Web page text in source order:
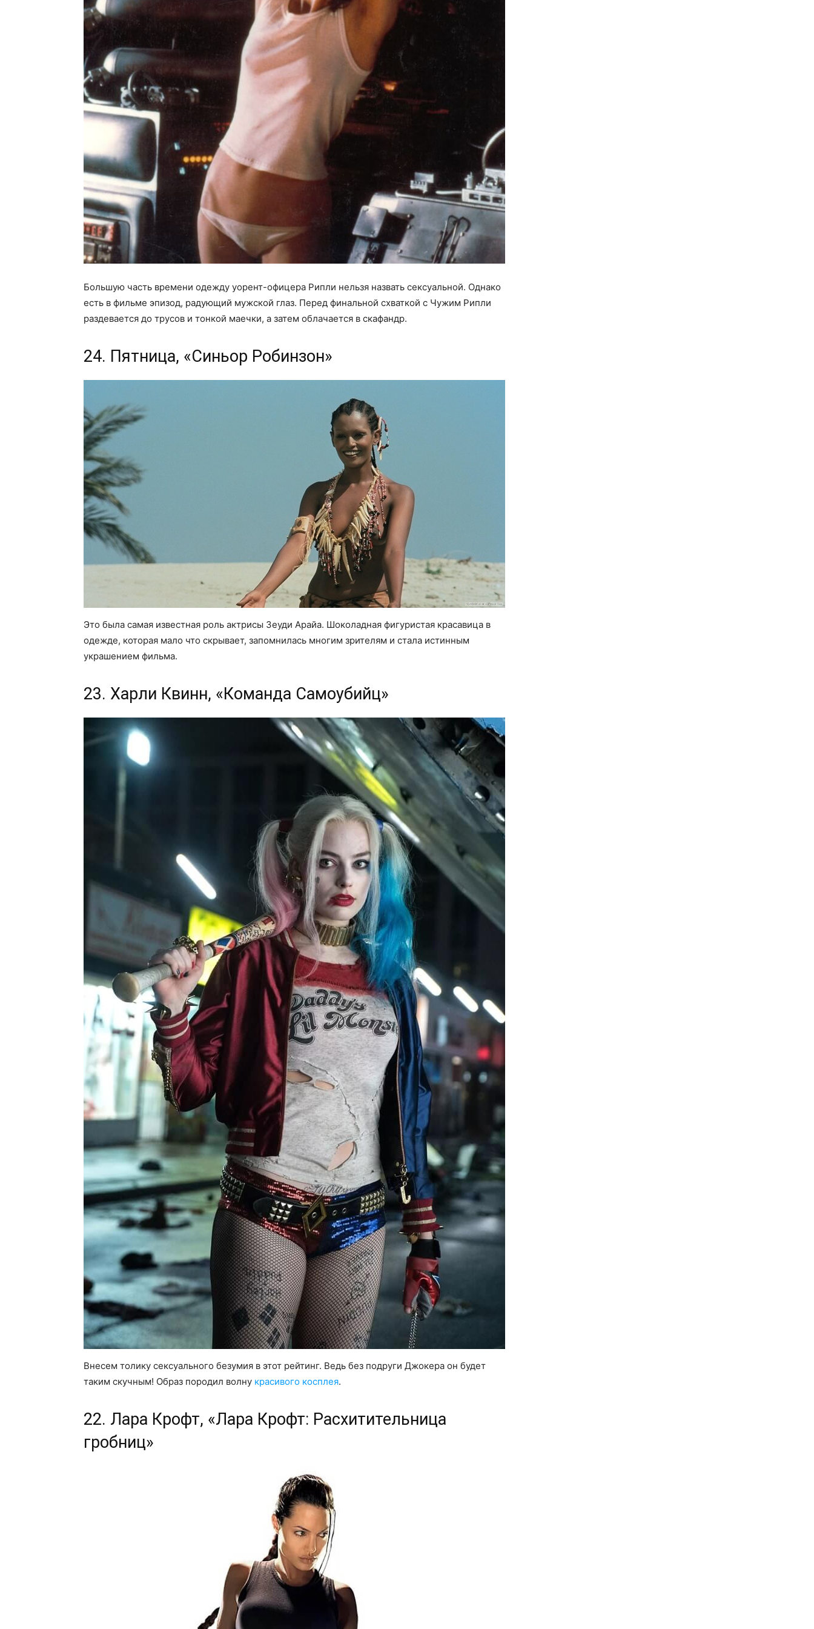
Большую часть времени одежду уорент-офицера Рипли нельзя назвать сексуальной. Однако
есть в фильме эпизод, радующий мужской глаз. Перед финальной схваткой с Чужим Рипли
раздевается до трусов и тонкой маечки, а затем облачается в скафандр.
24. Пятница, «Синьор Робинзон»
Это была самая известная роль актрисы Зеуди Арайа. Шоколадная фигуристая красавица в
одежде, которая мало что скрывает, запомнилась многим зрителям и стала истинным
украшением фильма.
23. Харли Квинн, «Команда Самоубийц»
Внесем толику сексуального безумия в этот рейтинг. Ведь без подруги Джокера он будет
таким скучным! Образ породил волну красивого косплея.
22. Лара Крофт, «Лара Крофт: Расхитительница
гробниц»